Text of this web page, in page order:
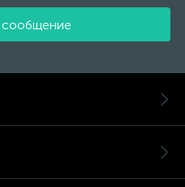
сообщение